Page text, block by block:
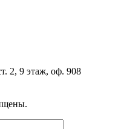
2, 9 этаж, оф. 908